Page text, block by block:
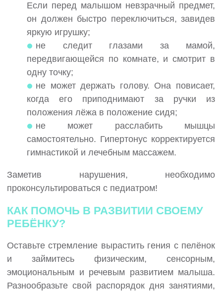
Если перед малышом невзрачный предмет,
он должен быстро переключиться, завидев
яркую игрушку;
не следит глазами за мамой,
передвигающейся по комнате, и смотрит в
одну точку;
не может держать голову. Она повисает,
когда его приподнимают за ручки из
положения лёжа в положение сидя;
не может расслабить мышцы
самостоятельно. Гипертонус корректируется
гимнастикой и лечебным массажем.
Заметив нарушения, необходимо
проконсультироваться с педиатром!
КАК ПОМОЧЬ В РАЗВИТИИ СВОЕМУ
РЕБЁНКУ?
Оставьте стремление вырастить гения с пелёнок
и займитесь физическим, сенсорным,
эмоциональным и речевым развитием малыша.
Разнообразьте свой распорядок дня занятиями,